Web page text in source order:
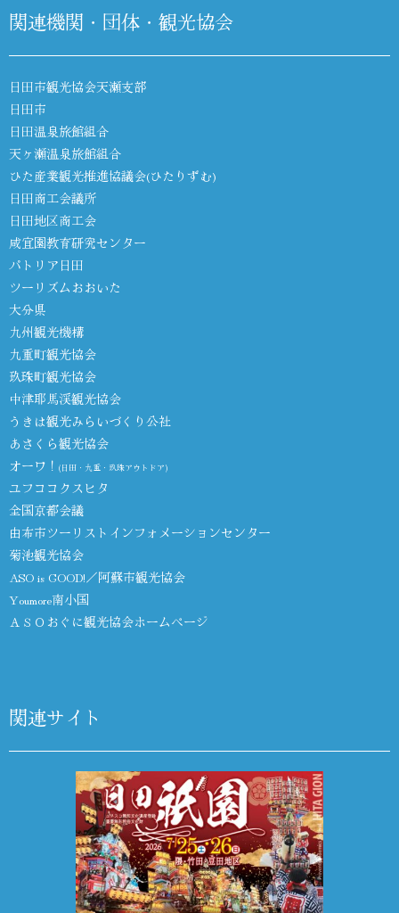
関連機関・団体・観光協会
日田市観光協会天瀬支部
日田市
日田温泉旅館組合
天ヶ瀬温泉旅館組合
ひた産業観光推進協議会(ひたりずむ)
日田商工会議所
日田地区商工会
咸宜園教育研究センター
パトリア日田
ツーリズムおおいた
大分県
九州観光機構
九重町観光協会
玖珠町観光協会
中津耶馬渓観光協会
うきは観光みらいづくり公社
あさくら観光協会
オーワ！ (日田・九重・玖珠アウトドア)
ユフココクスヒタ
全国京都会議
由布市ツーリストインフォメーションセンター
菊池観光協会
ASO is GOOD!／阿蘇市観光協会
Youmore南小国
ＡＳＯおぐに観光協会ホームページ
関連サイト